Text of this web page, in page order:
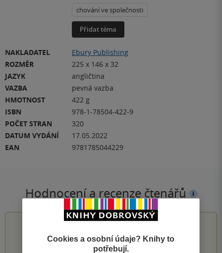
chování ve společnosti
Přidat téma
NAKLADATEL
Ebury Publishing
ROZMĚR
225 x 146 x 32
JAZYK
angličtina
VAZBA
pevná vazba
HMOTNOST
422 g
ISBN
978-1-78504-422-9
POČET STRAN
320
DATUM VYDÁNÍ
17.05.2022
EAN
9781785044229
Hodnocení a recenze čtenářů
4.8z5
Cookies a osobní údaje? Knihy to
potřebují.